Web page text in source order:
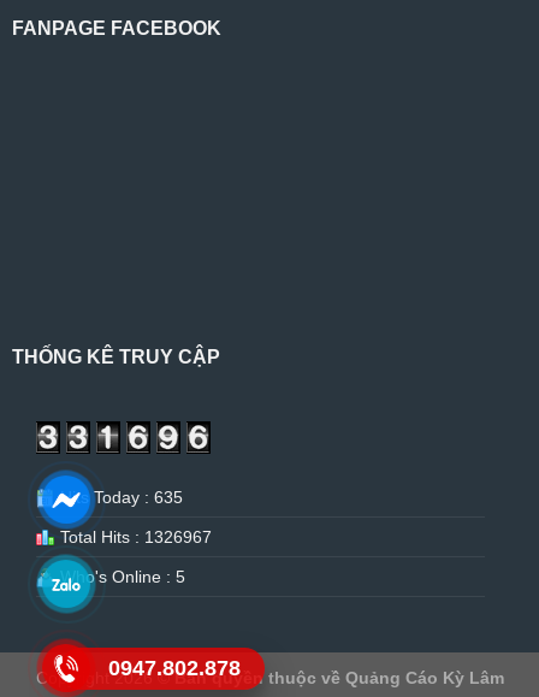
FANPAGE FACEBOOK
THỐNG KÊ TRUY CẬP
Hits Today : 635
Total Hits : 1326967
Who's Online : 5
Copyright 2026 ©Bản quyền thuộc về Quảng Cáo Kỳ Lâm
0947.802.878